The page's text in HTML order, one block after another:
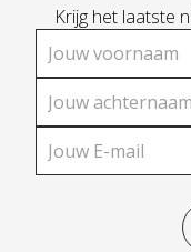
Krijg het laatste